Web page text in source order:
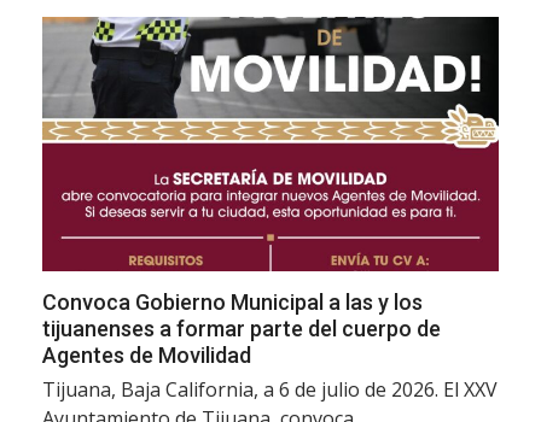
Convoca Gobierno Municipal a las y los
tijuanenses a formar parte del cuerpo de
Agentes de Movilidad
Tijuana, Baja California, a 6 de julio de 2026. El XXV